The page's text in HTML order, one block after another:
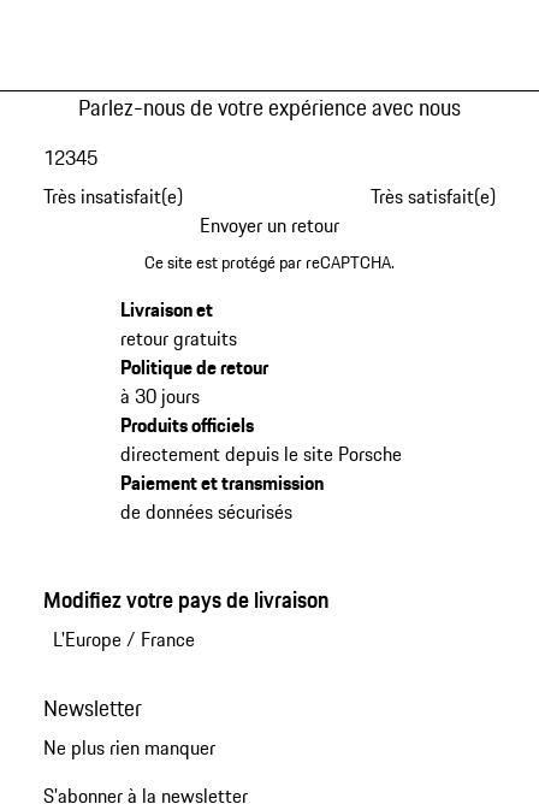
Parlez-nous de votre expérience avec nous
Très insatisfait(e)
12345
Très satisfait(e)
Envoyer un retour
Ce site est protégé par reCAPTCHA.
Livraison et
retour gratuits
Politique de retour
à 30 jours
Produits officiels
directement depuis le site Porsche
Paiement et transmission
de données sécurisés
Modifiez votre pays de livraison
L'Europe/ France
Newsletter
Ne plus rien manquer
S'abonner à la newsletter